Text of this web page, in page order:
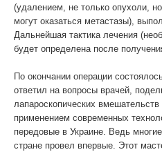
(удалением, не только опухоли,
могут оказаться метастазы),
Дальнейшая тактика лечения
будет определена после
По окончании операции
ответил на вопросы врачей,
лапароскопических
применением современных
передовые в Украине. Ведь
стране провел впервые. Этот